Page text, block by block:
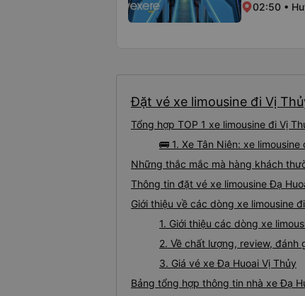
02:50 •
Đặt vé xe limousine đi Vị
Tổng hợp TOP 1 xe limousine đi Vị
🚌 1. Xe Tân Niên: xe
Những thắc mắc mà hàng khách
Thông tin đặt vé xe limousine Đạ
Giới thiệu về các dòng xe limousine
1. Giới thiệu các dòng xe
2. Về chất lượng, review, đánh
3. Giá vé xe Đạ Huoai Vị Thủy
Bảng tổng hợp thông tin nhà xe Đạ